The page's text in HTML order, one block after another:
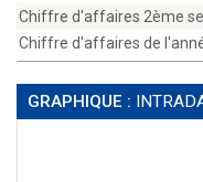
Chiffre d'affaires 2ème
Chiffre d'affaires de
GRAPHIQUE :